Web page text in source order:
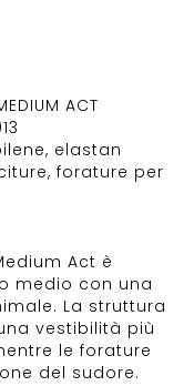
ACT
elastan
forature per
Act è
medio con una
La struttura
vestibilità più
le forature
del sudore.